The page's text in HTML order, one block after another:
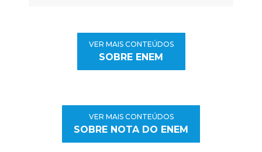
VER MAIS CONTEÚDOS
SOBRE ENEM
VER MAIS CONTEÚDOS
SOBRE NOTA DO ENEM